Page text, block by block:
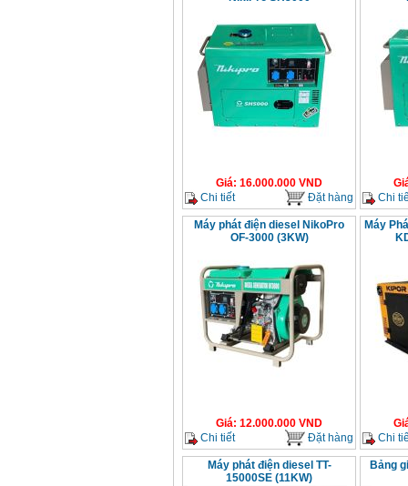
Giá: 16.000.000 VND
Chi tiết
Đặt hàng
Chi
Máy phát điện diesel NikoPro
OF-3000 (3KW)
Giá: 12.000.000 VND
Chi tiết
Đặt hàng
Máy
Chi
Máy phát điện diesel TT-
15000SE (11KW)
Bảng